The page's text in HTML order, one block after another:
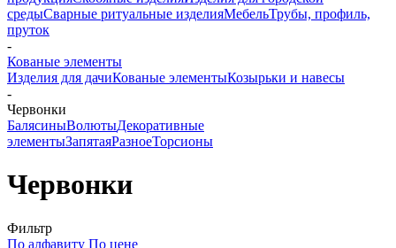
средыСварные ритуальные изделияМебельТрубы, профиль,
пруток
-
Кованые элементы
Изделия для дачиКованые элементыКозырьки и навесы
-
Червонки
БалясиныВолютыДекоративные
элементыЗапятаяРазноеТорсионы
Червонки
Фильтр
По алфавиту По цене